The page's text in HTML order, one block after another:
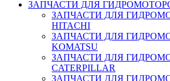
ЗАПЧАСТИ ДЛЯ
ЗАПЧАСТИ ДЛЯ
HITACHI
ЗАПЧАСТИ ДЛЯ
KOMATSU
ЗАПЧАСТИ ДЛЯ
CATERPILLAR
ЗАПЧАСТИ ДЛЯ